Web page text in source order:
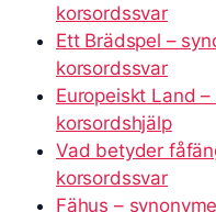
korsordssvar
Ett Brädspel –
korsordssvar
Europeiskt Land
korsordshjälp
Vad betyder
korsordssvar
Fähus –